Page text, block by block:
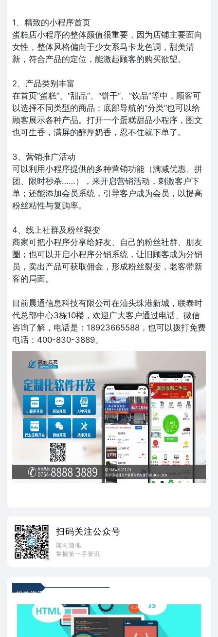
1、精致的小程序首页
蛋糕店小程序的整体颜值很重要，因为店铺主要面向
女性，整体风格偏向于少女系马卡龙色调，甜美清
新，符合产品的定位，能激起顾客的购买欲望。
2、产品类别丰富
在首页“蛋糕”、“甜品”、“饼干”、“饮品”等中，顾客可
以选择不同类型的商品；底部导航的“分类”也可以给
顾客展示各种产品。打开一个蛋糕甜品小程序，图文
也可生香，满屏的醇厚奶香，忍不住就下单了。
3、营销推广活动
可以利用小程序提供的多种营销功能（满减优惠、拼
团、限时秒杀……），来开启营销活动，刺激客户下
单；还能添加会员系统，引导客户成为会员，以提高
粉丝粘性与复购率。
4、线上社群及粉丝裂变
商家可把小程序分享给好友、自己的粉丝社群、朋友
圈；也可以开启小程序分销系统，让旧顾客成为分销
员，卖出产品可获取佣金，形成粉丝裂变，老客带新
客的局面。
目前晨通信息科技有限公司在汕头珠港新城，联泰时
代总部中心3栋10楼，欢迎广大客户通过电话、微信
咨询了解，电话是：18923665588，也可以拨打免费
电话：400-830-3889。
扫码关注公众号
随时随地
掌握第一手资讯
相关资讯